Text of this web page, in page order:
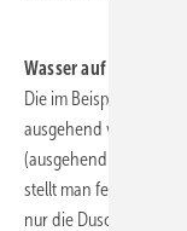
Wasser auf dem Weg
Die im Beispiel
ausgehend versorgt.
(ausgehend von der
stellt man fest, das
nur die Dusche. Das